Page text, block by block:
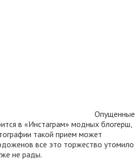
Опущенные
в «Инстаграм» модных блогерш,
такой прием может
все это торжество утомило
не рады.